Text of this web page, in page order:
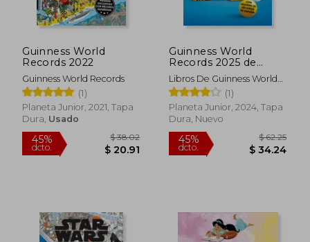
Guinness World
Records 2022
Guinness World Records
(1)
Planeta Junior, 2021, Tapa
Dura, Usado
45%
dcto.
$ 38.02
$ 20.91
Guinness World
Records 2025 de
Guinness World
Records(Planeta
Junior)
Libros De Guinness World
Records
(1)
Planeta Junior, 2024, Tapa
Dura, Nuevo
45%
dcto.